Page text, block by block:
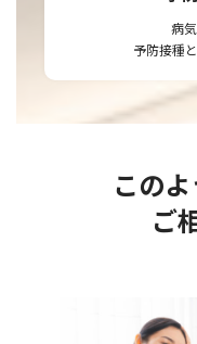
病
予防接種
この
ご